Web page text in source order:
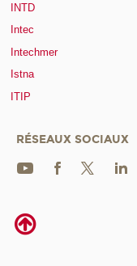
INTD
Intec
Intechmer
Istna
ITIP
RÉSEAUX SOCIAUX